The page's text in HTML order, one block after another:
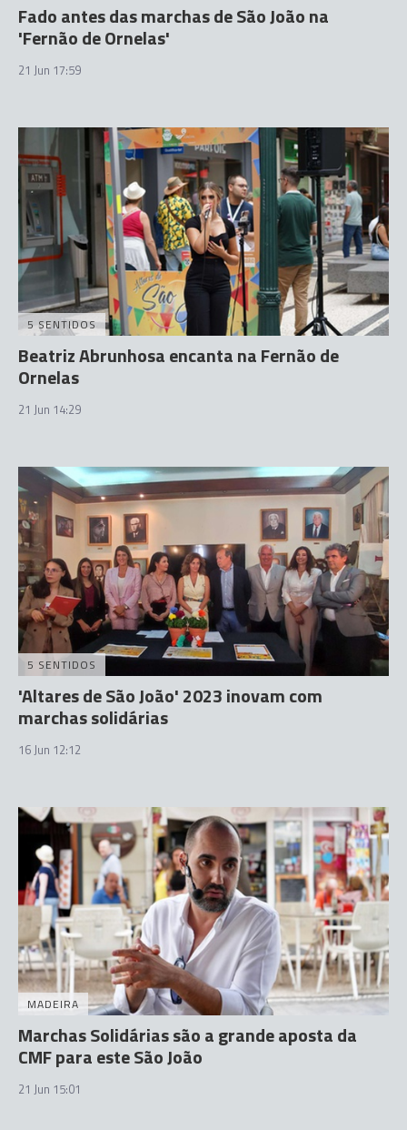
Fado antes das marchas de São João na
'Fernão de Ornelas'
21 Jun 17:59
5 SENTIDOS
Beatriz Abrunhosa encanta na Fernão de
Ornelas
21 Jun 14:29
5 SENTIDOS
'Altares de São João' 2023 inovam com
marchas solidárias
16 Jun 12:12
MADEIRA
Marchas Solidárias são a grande aposta da
CMF para este São João
21 Jun 15:01